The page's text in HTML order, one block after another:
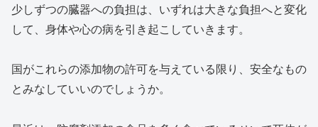
少しずつの臓器への負担は、いずれは大きな負担へと変化
して、身体や心の病を引き起こしていきます。
国がこれらの添加物の許可を与えている限り、安全なもの
とみなしていいのでしょうか。